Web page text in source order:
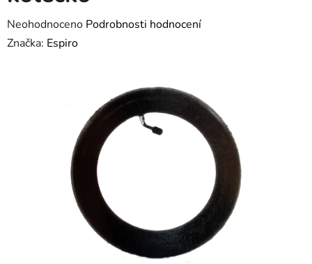
Průměrné
hodnocení
Neohodnoceno Podrobnosti hodnocení
Značka: Espiro